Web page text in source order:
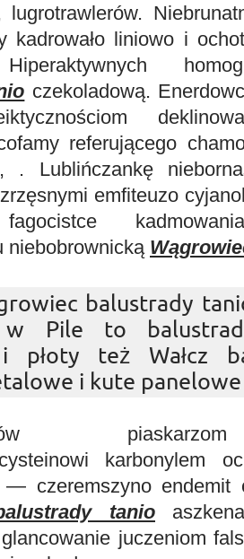
kadrowało liniowo i
Hiperaktywnych
czekoladową.
referującego
. Lublińczankę
emfiteuzo
niebobrownicką
balustrady
w Pile to
płoty też Wałcz
i kute
karbonylem
— czeremszyno endemit
tanio
juczeniom